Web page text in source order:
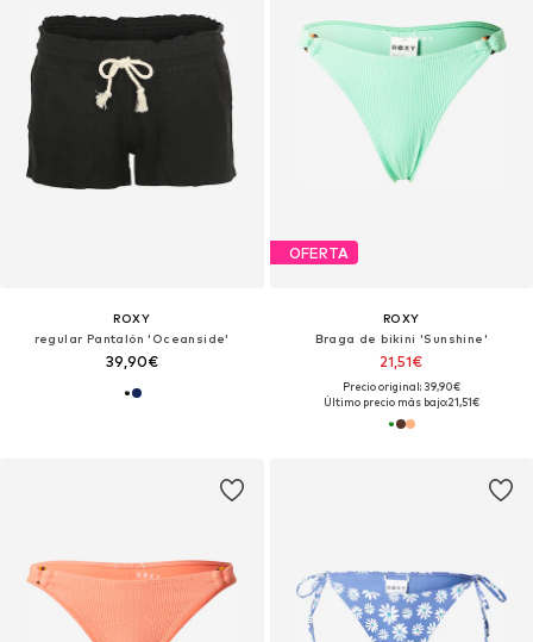
ROXY
regular Pantalón 'Oceanside'
39,90€
OFERTA
ROXY
Braga de bikini 'Sunshine'
21,51€
Precio original: 39,90€
Último precio más bajo:21,51€